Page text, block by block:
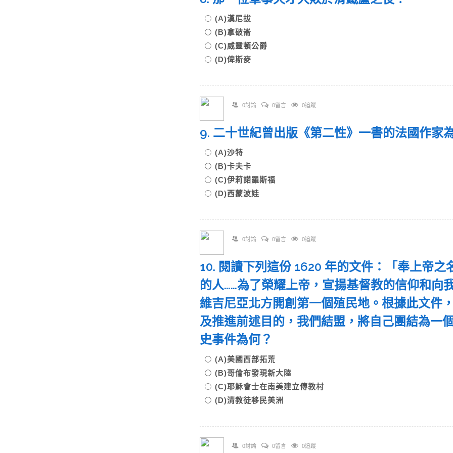
(A)漢尼拔
(B)拿破崙
(C)威靈頓公爵
(D)俾斯麥
0討論 0留言 0追蹤
9. 二十世紀曾出版《第二性》一書的法國作家
(A)沙特
(B)卡夫卡
(C)伊莉諾羅斯福
(D)西蒙波娃
0討論 0留言 0追蹤
10. 閱讀下列這份 1620 年的文件：「奉上帝之
的人……為了榮耀上帝，宣揚基督教的信仰和向
維吉尼亞北方開創第一個殖民地。根據此文件
及推進前述目的，我們結盟，將自己團結為一
史事件為何？
(A)美國西部拓荒
(B)哥倫布發現新大陸
(C)耶穌會士在南美建立傳教村
(D)清教徒移民美洲
0討論 0留言 0追蹤